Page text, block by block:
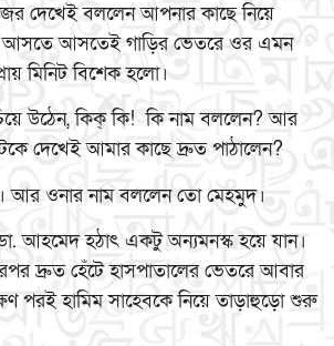
দেখেই বললেন আপনার কাছে নিয়ে
আসতেই গাড়ির ভেতরে ওর এমন
মিনিট বিশেক হলো।
উঠেন, কিক্ কি! কি নাম বললেন? আর
দেখেই আমার কাছে দ্রুত পাঠালেন?
আর ওনার নাম বললেন তো মেহমুদ।
আহমেদ হঠাৎ একটু অন্যমনস্ক হয়ে যান।
দ্রুত হেঁটে হাসপাতালের ভেতরে আবার
পরই হামিম সাহেবকে নিয়ে তাড়াহুড়ো শুরু